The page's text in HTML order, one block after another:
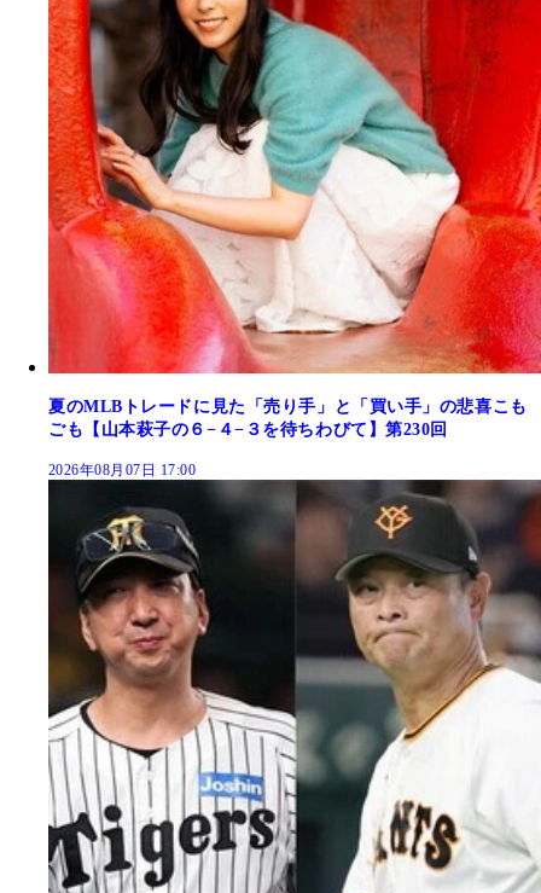
夏のMLBトレードに見た「売り手」と「買い手」の悲喜こも
ごも【山本萩子の６−４−３を待ちわびて】第230回
2026年08月07日 17:00